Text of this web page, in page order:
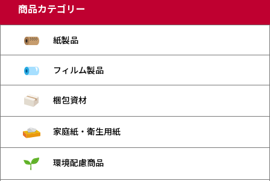
商品カテゴリー
紙製品
フィルム製品
梱包資材
家庭紙・衛生用紙
環境配慮商品